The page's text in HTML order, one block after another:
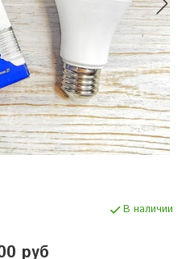
В наличии
руб